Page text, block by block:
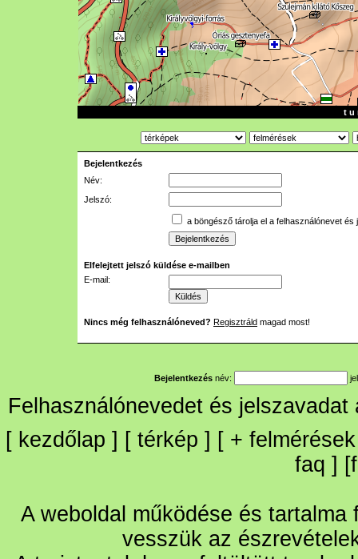
t u
Bejelentkezés
Név:
Jelszó:
a böngésző tárolja el a felhasználónevet és
Elfelejtett jelszó küldése e-mailben
E-mail:
Nincs még felhasználóneved? Regisztráld magad most!
Bejelentkezés név:
Felhasználónevedet és
[ kezdőlap ] [ térkép ] [ + felmérések
faq ] [
A weboldal működése és
vesszük az